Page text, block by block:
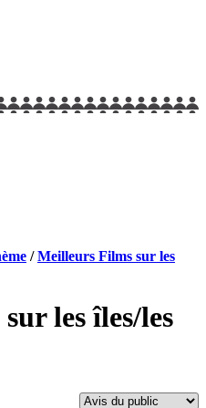
/Meilleurs Films sur les
les îles/les